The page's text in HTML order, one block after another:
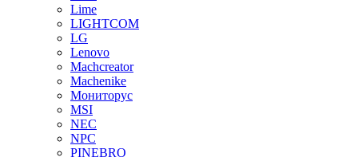
Lime
LIGHTCOM
LG
Lenovo
Machcreator
Machenike
Мониторус
MSI
NEC
NPC
PINEBRO